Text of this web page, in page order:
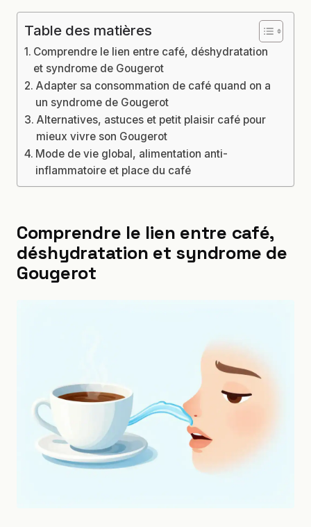
Table des matières
Comprendre le lien entre café, déshydratation
et syndrome de Gougerot
Adapter sa consommation de café quand on a
un syndrome de Gougerot
Alternatives, astuces et petit plaisir café pour
mieux vivre son Gougerot
Mode de vie global, alimentation anti-
inflammatoire et place du café
Comprendre le lien entre café,
déshydratation et syndrome de
Gougerot